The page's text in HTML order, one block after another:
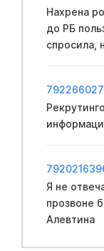
Нахрена
до РБ
спросила,
Я не
прозвоне
Алевтина